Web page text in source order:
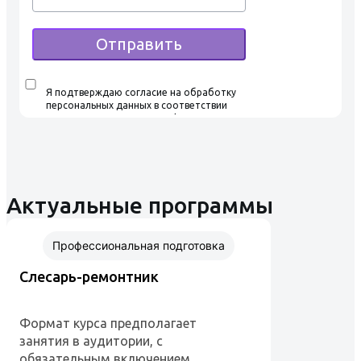
Отправить
Я подтверждаю согласие на обработку
персональных данных в соответствии
с условиями Политики конфиденциальности,
Актуальные программы
Профессиональная подготовка
Слесарь-ремонтник
Формат курса предполагает
занятия в аудитории, с